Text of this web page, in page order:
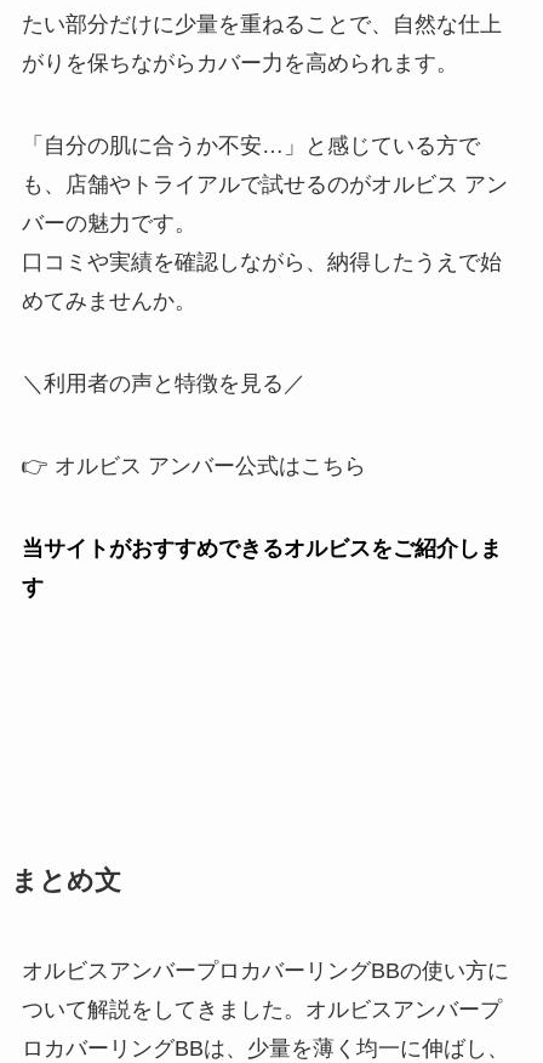
たい部分だけに少量を重ねることで、自然な仕上
がりを保ちながらカバー力を高められます。
「自分の肌に合うか不安…」と感じている方で
も、店舗やトライアルで試せるのがオルビス アン
バーの魅力です。
口コミや実績を確認しながら、納得したうえで始
めてみませんか。
＼利用者の声と特徴を見る／
👉 オルビス アンバー公式はこちら
当サイトがおすすめできるオルビスをご紹介しま
す
まとめ文
オルビスアンバープロカバーリングBBの使い方に
ついて解説をしてきました。オルビスアンバープ
ロカバーリングBBは、少量を薄く均一に伸ばし、